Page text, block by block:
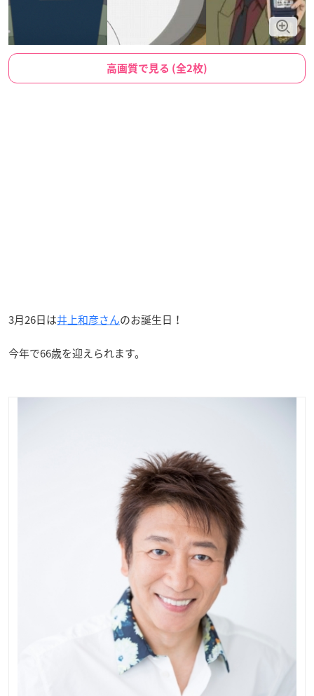
高画質で見る (全2枚)
3月26日は井上和彦さんのお誕生日！
今年で66歳を迎えられます。